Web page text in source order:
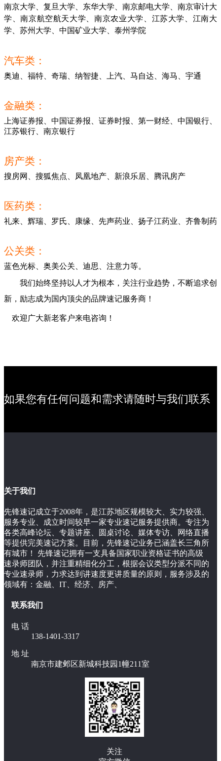
南京大学、复旦大学、东华大学、南京邮电大学、南京审计大
学、南京航空航天大学、南京农业大学、江苏大学、江南大
学、苏州大学、中国矿业大学、泰州学院
汽车类：
奥迪、福特、奇瑞、纳智捷、上汽、马自达、海马、宇通
金融类：
上海证券报、中国证券报、证券时报、第一财经、中国银行、
江苏银行、南京银行
房产类：
搜房网、搜狐焦点、凤凰地产、新浪乐居、腾讯房产
医药类：
礼来、辉瑞、罗氏、康缘、先声药业、扬子江药业、齐鲁制药
公关类：
蓝色光标、奥美公关、迪思、注意力等。
我们始终坚持以人才为根本，关注行业趋势，不断追求创
新，励志成为国内顶尖的品牌速记服务商！
欢迎广大新老客户来电咨询！
如果您有任何问题和需求请随时与我们联系
关于我们
先锋速记成立于2008年，是江苏地区规模较大、实力较强、
服务专业、成立时间较早一家专业速记服务提供商。专注为
各类高峰论坛、专题讲座、圆桌讨论、媒体专访、网络直播
等提供完美速记方案。目前，先锋速记业务已涵盖长三角所
有城市！ 先锋速记拥有一支具备国家职业资格证书的高级
速录师团队，并注重精细化分工，根据会议类型分派不同的
专业速录师，力求达到讲速度更讲质量的原则，服务涉及的
领域有：金融、IT、经济、房产、
联系我们
电 话
138-1401-3317
地 址
南京市建邺区新城科技园1幢211室
关注